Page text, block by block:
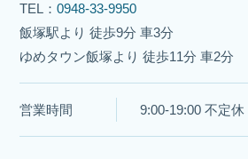
TEL：0948-33-9950
飯塚駅より 徒歩9分 車3分
ゆめタウン飯塚より 徒歩11分 車2分
営業時間 9:00-19:00 不定休